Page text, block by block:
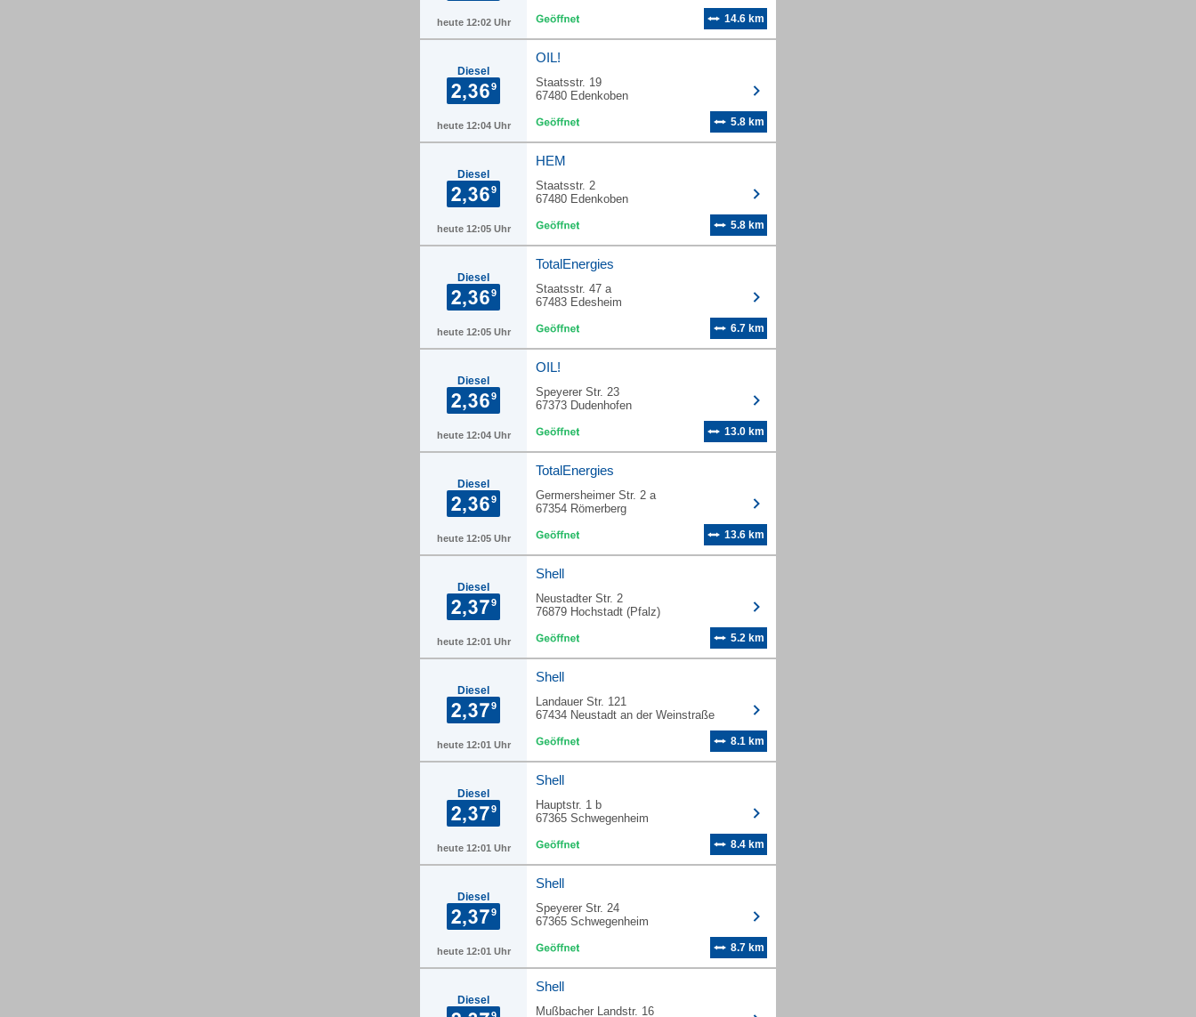
heute 12:02 Uhr 14.6 km
Diesel
heute 12:04 Uhr
OIL!
Staatsstr. 19
67480 Edenkoben
5.8 km
Diesel
heute 12:05 Uhr
HEM
Staatsstr. 2
67480 Edenkoben
5.8 km
Diesel
heute 12:05 Uhr
TotalEnergies
Staatsstr. 47 a
67483 Edesheim
6.7 km
Diesel
heute 12:04 Uhr
OIL!
Speyerer Str. 23
67373 Dudenhofen
13.0 km
Diesel
heute 12:05 Uhr
TotalEnergies
Germersheimer Str. 2 a
67354 Römerberg
13.6 km
Diesel
heute 12:01 Uhr
Shell
Neustadter Str. 2
76879 Hochstadt (Pfalz)
5.2 km
Diesel
heute 12:01 Uhr
Shell
Landauer Str. 121
67434 Neustadt an der Weinstraße
8.1 km
Diesel
heute 12:01 Uhr
Shell
Hauptstr. 1 b
67365 Schwegenheim
8.4 km
Diesel
heute 12:01 Uhr
Shell
Speyerer Str. 24
67365 Schwegenheim
8.7 km
Diesel
Shell
Mußbacher Landstr. 16